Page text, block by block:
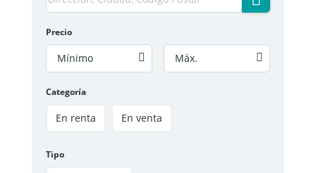
Precio
Mínimo Máx.
Categoría
En renta En venta
Tipo